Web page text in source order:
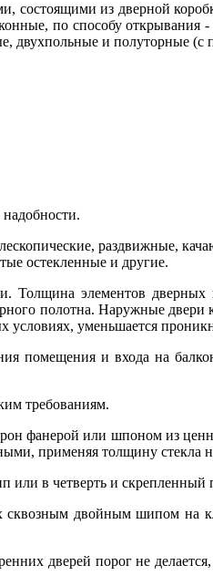
состоящими из дверной
по способу
двухпольные и полуторные
раздвижные,
остекленные и другие.
Толщина элементов
по­лотна. Наружные
уменьшается
помещения и входа на
требованиям.
фанерой или шпоном из
применяя толщину стекла
в четверть и скрепленный
сквозным двойным шипом
дверей порог не